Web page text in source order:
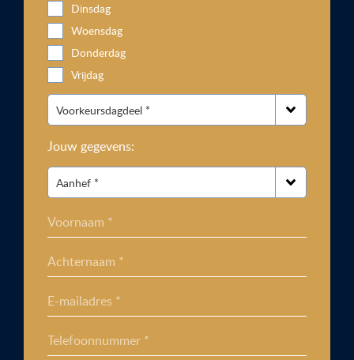
Dinsdag
Woensdag
Donderdag
Vrijdag
Jouw gegevens:
Voornaam *
Achternaam *
E-mailadres *
Telefoonnummer *